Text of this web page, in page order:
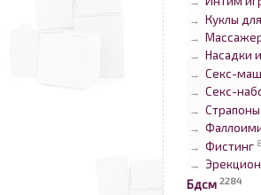
→ Куклы
→
→ Насадки
→ Секс-
→ Секс-
→ Страпоны
→
→ Фистинг
→
Бдсм 2284